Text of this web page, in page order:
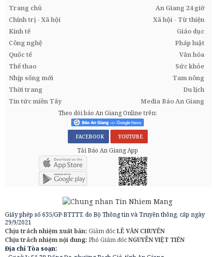
Trang chủ
An Giang 24 giờ
Chính trị - Xã hội
Xã hội - Từ thiện
Kinh tế
Giáo dục
Công nghệ
Pháp luật
Quốc tế
Văn hóa
Thể thao
Sức khỏe
Nhịp sống mới
Tam nông
Thời trang
Du lịch
Tin tức miền Tây
Media Báo An Giang
Theo dõi báo An Giang Online trên:
FACEBOOK YOUTUBE
Tải Báo An Giang App
Giấy phép số 635/GP-BTTTT, do Bộ Thông tin và Truyền thông, cấp ngày
29/9/2021
Chịu trách nhiệm xuất bản: Giám đốcLÊ VĂN CHUYỂN
Chịu trách nhiệm nội dung: Phó Giám đốcNGUYỄN VIỆT TIẾN
Địa chỉ Tòa soạn: